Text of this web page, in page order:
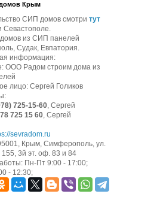
Крым
СИП домов смотри тут
Севастополе.
из СИП панелей
Судак, Евпатория.
информация:
ООО Радом строим дома из
лицо: Сергей Голиков
725-15-60, Сергей
725 15 60, Сергей
sevradom.ru
Крым, Симферополь, ул.
3й эт. оф. 83 и 84
Пн-Пт 9:00 - 17:00;
- 12:30;